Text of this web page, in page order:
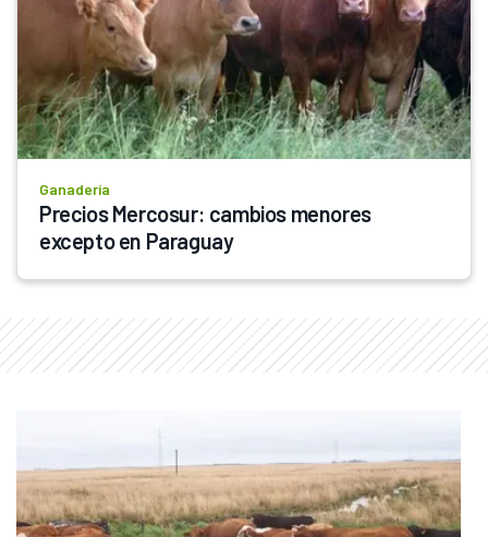
Ganadería
Precios Mercosur: cambios menores
excepto en Paraguay